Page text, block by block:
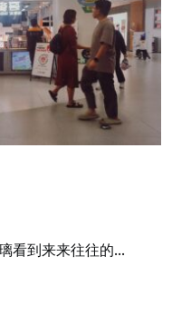
看到来来往往的…